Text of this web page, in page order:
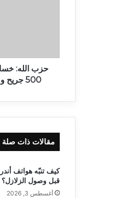
500 جريح و 20 دبابة ميركافا و 4 جرافات
مقالات ذات صلة
كيف تنبّه هواتف
قبل وصول الزلازل؟
أغسطس 3, 2026